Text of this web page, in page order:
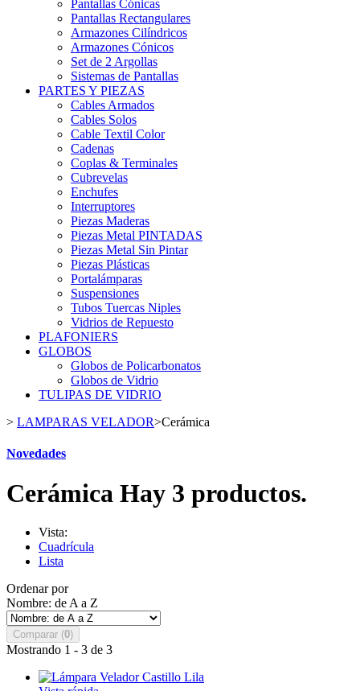
Pantallas Cónicas
Pantallas Rectangulares
Armazones Cilíndricos
Armazones Cónicos
Set de 2 Argollas
Sistemas de Pantallas
PARTES Y PIEZAS
Cables Armados
Cables Solos
Cable Textil Color
Cadenas
Coplas & Terminales
Cubrevelas
Enchufes
Interruptores
Piezas Maderas
Piezas Metal PINTADAS
Piezas Metal Sin Pintar
Piezas Plásticas
Portalámparas
Suspensiones
Tubos Tuercas Niples
Vidrios de Repuesto
PLAFONIERS
GLOBOS
Globos de Policarbonatos
Globos de Vidrio
TULIPAS DE VIDRIO
> LAMPARAS VELADOR>Cerámica
Novedades
Cerámica Hay 3 productos.
Vista:
Cuadrícula
Lista
Ordenar por
Nombre: de A a Z
Comparar (0)
Mostrando 1 - 3 de 3